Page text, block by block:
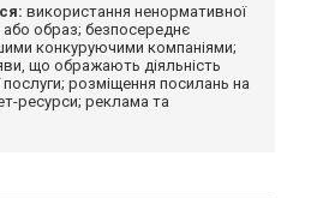
використання ненормативної
або образ; безпосереднє
конкуруючими компаніями;
що ображають діяльність
послуги; розміщення посилань на
ресурси; реклама та